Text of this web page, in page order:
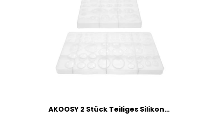
AKOOSY 2 Stück Teiliges Silikon Gießform für Resin Epoxidharz Cabochon Schmuckformen Flexibel Langlebig für DIY Anhänger und Ohrringe Leicht zu Reinigen für Handwerksprojekte